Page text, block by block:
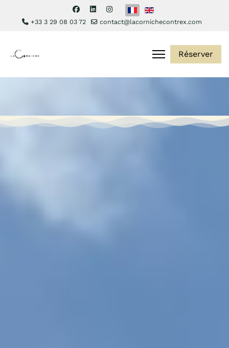
Sélectionnez votre langue
+33 3 29 08 03 72 contact@lacornichecontrex.com
Réserver